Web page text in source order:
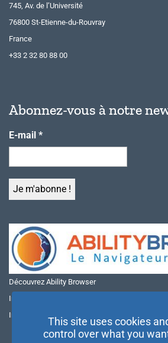
745, Av. de l’Université
76800 St-Etienne-du-Rouvray
France
+33 2 32 80 88 00
Abonnez-vous à notre
E-mail *
Découvrez Ability Browser
Installer Ability Browser sur Windows
Installer Ability Browser sur Mac
This site uses cookies
control over what you